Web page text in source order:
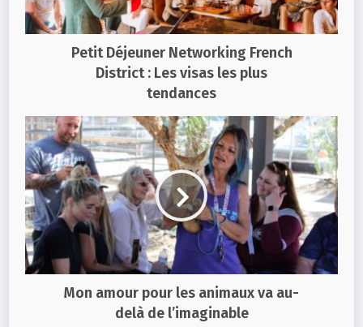
Petit Déjeuner Networking French
District : Les visas les plus
tendances
Mon amour pour les animaux va au-
delà de l’imaginable